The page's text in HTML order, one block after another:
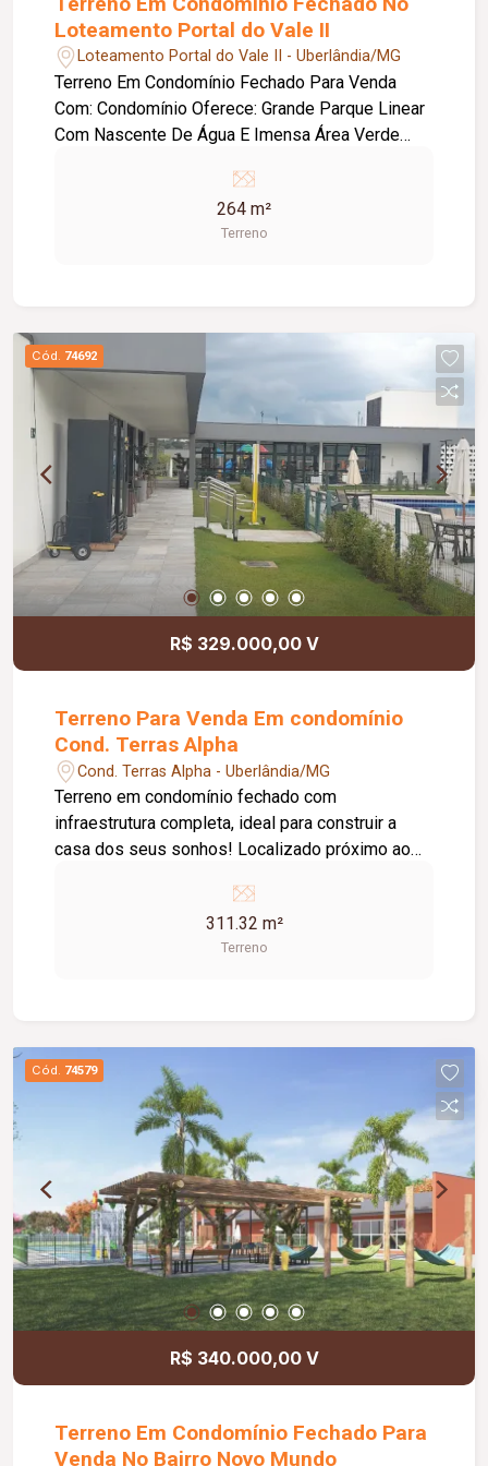
Loteamento Portal do Vale II
Loteamento Portal do Vale II - Uberlândia/MG
Terreno Em Condomínio Fechado Para Venda
Com: Condomínio Oferece: Grande Parque Linear
Com Nascente De Água E Imensa Área Verde
Iluminação Em Led Salão De Festa Academia
Piscinas Infantil E Adulto Áreas De Lazer
Mobiliadas E Decoradas Diversos Itens De Lazer
Com Conforto E Segurança
264 m²
Terreno
Cód. 74692
R$ 329.000,00 V
Terreno Para Venda Em condomínio
Cond. Terras Alpha
Cond. Terras Alpha - Uberlândia/MG
Terreno em condomínio fechado com
infraestrutura completa, ideal para construir a
casa dos seus sonhos! Localizado próximo ao
imóvel imponente e sofisticado. O condominio
está localizado em área tranquila e segura, com
fácil acesso a serviços e comércios, além de
churrasqueira. Aproveite esta oportunidade e
agende já sua visita! Diferenciais do
empreendimento: Quadra de tênis, beach tênis e
poliesportiva; Campo de futebol; Quiosques e
salão de festas; Sala de ginástica e vestiários;
Piscina adulto e infantil; Deck seco e molhado;
Playground; Bicicletário; Pátio de serviços;
Estacionamento.
311.32 m²
Terreno
Cód. 74579
R$ 340.000,00 V
Terreno Em Condomínio Fechado Para
Venda No Bairro Novo Mundo